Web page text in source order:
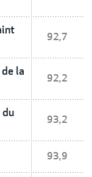
92,7
la
92,2
du
93,2
93,9